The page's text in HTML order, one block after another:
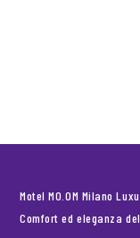
Motel MO.OM Milano
Comfort ed eleganza